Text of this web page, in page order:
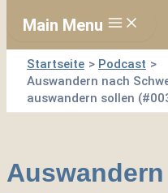
Main Menu
Startseite
Podcast
Auswandern nach
auswandern sollen